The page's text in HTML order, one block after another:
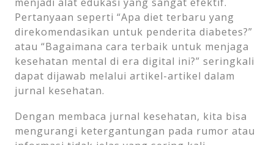
Pertanyaan seperti “Apa diet terbaru yang
direkomendasikan untuk penderita diabetes?”
atau “Bagaimana cara terbaik untuk menjaga
kesehatan mental di era digital ini?” seringkali
dapat dijawab melalui artikel-artikel dalam
jurnal kesehatan.
Dengan membaca jurnal kesehatan, kita bisa
mengurangi ketergantungan pada rumor atau